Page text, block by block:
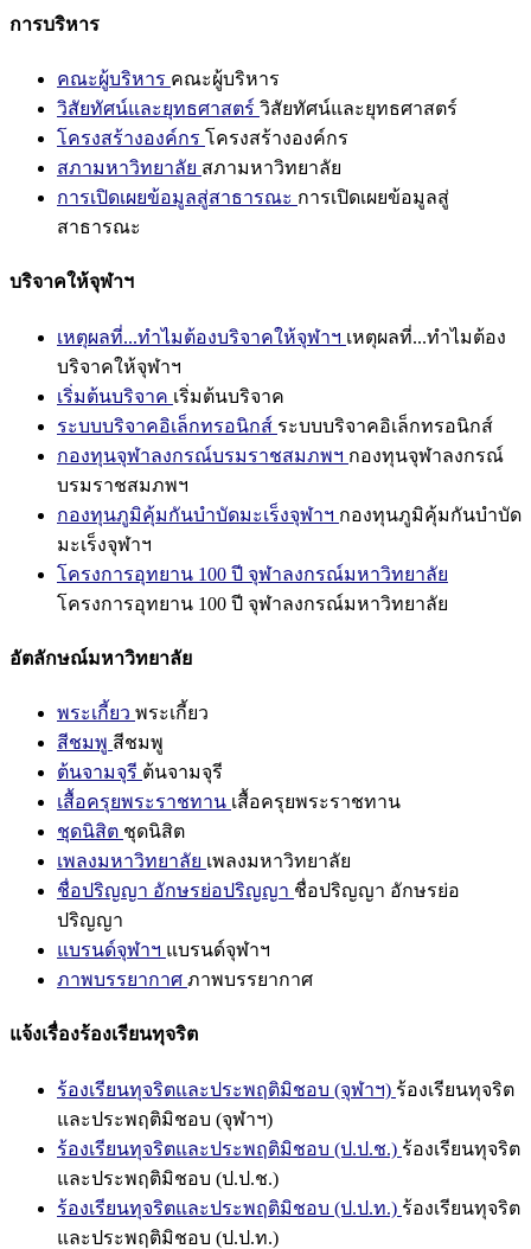
การบริหาร
คณะผู้บริหาร คณะผู้บริหาร
วิสัยทัศน์และยุทธศาสตร์ วิสัยทัศน์และยุทธศาสตร์
โครงสร้างองค์กร โครงสร้างองค์กร
สภามหาวิทยาลัย สภามหาวิทยาลัย
การเปิดเผยข้อมูลสู่สาธารณะ การเปิดเผยข้อมูลสู่
สาธารณะ
บริจาคให้จุฬาฯ
เหตุผลที่...ทำไมต้องบริจาคให้จุฬาฯ เหตุผลที่...ทำไมต้อง
บริจาคให้จุฬาฯ
เริ่มต้นบริจาค เริ่มต้นบริจาค
ระบบบริจาคอิเล็กทรอนิกส์ ระบบบริจาคอิเล็กทรอนิกส์
กองทุนจุฬาลงกรณ์บรมราชสมภพฯ กองทุนจุฬาลงกรณ์
บรมราชสมภพฯ
กองทุนภูมิคุ้มกันบำบัดมะเร็งจุฬาฯ กองทุนภูมิคุ้มกันบำบัด
มะเร็งจุฬาฯ
โครงการอุทยาน 100 ปี จุฬาลงกรณ์มหาวิทยาลัย
โครงการอุทยาน 100 ปี จุฬาลงกรณ์มหาวิทยาลัย
อัตลักษณ์มหาวิทยาลัย
พระเกี้ยว พระเกี้ยว
สีชมพู สีชมพู
ต้นจามจุรี ต้นจามจุรี
เสื้อครุยพระราชทาน เสื้อครุยพระราชทาน
ชุดนิสิต ชุดนิสิต
เพลงมหาวิทยาลัย เพลงมหาวิทยาลัย
ชื่อปริญญา อักษรย่อปริญญา ชื่อปริญญา อักษรย่อ
ปริญญา
แบรนด์จุฬาฯ แบรนด์จุฬาฯ
ภาพบรรยากาศ ภาพบรรยากาศ
แจ้งเรื่องร้องเรียนทุจริต
ร้องเรียนทุจริตและประพฤติมิชอบ (จุฬาฯ) ร้องเรียนทุจริต
และประพฤติมิชอบ (จุฬาฯ)
ร้องเรียนทุจริตและประพฤติมิชอบ (ป.ป.ช.) ร้องเรียนทุจริต
และประพฤติมิชอบ (ป.ป.ช.)
ร้องเรียนทุจริตและประพฤติมิชอบ (ป.ป.ท.) ร้องเรียนทุจริต
และประพฤติมิชอบ (ป.ป.ท.)